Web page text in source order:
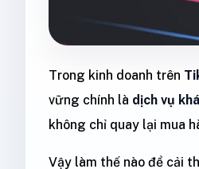
Trong kinh doanh trên
vững chính là dịch vụ
không chỉ quay lại mua
Vậy làm thế nào để cải